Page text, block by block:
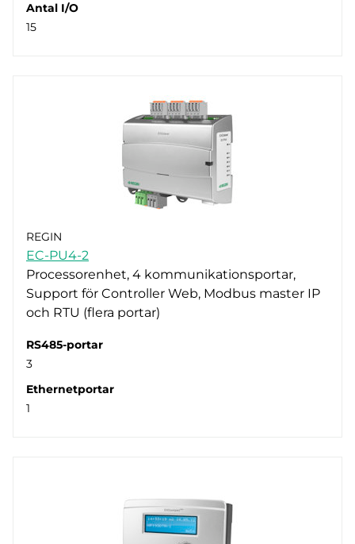
Antal I/O
15
REGIN
EC-PU4-2
Processorenhet, 4 kommunikationsportar,
Support för Controller Web, Modbus master IP
och RTU (flera portar)
RS485-portar
3
Ethernetportar
1